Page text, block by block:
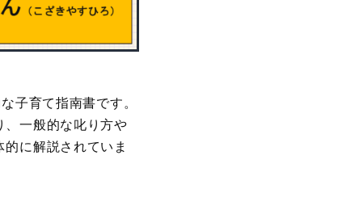
子育て指南書です。
、一般的な叱り方や
に解説されていま